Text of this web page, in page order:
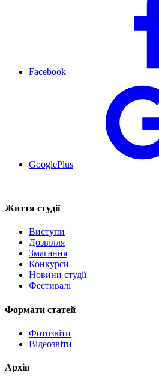
Facebook
GooglePlus
Життя студії
Виступи
Дозвілля
Змагання
Конкурси
Новини студії
Фестивалі
Формати статей
Фотозвіти
Відеозвіти
Архів